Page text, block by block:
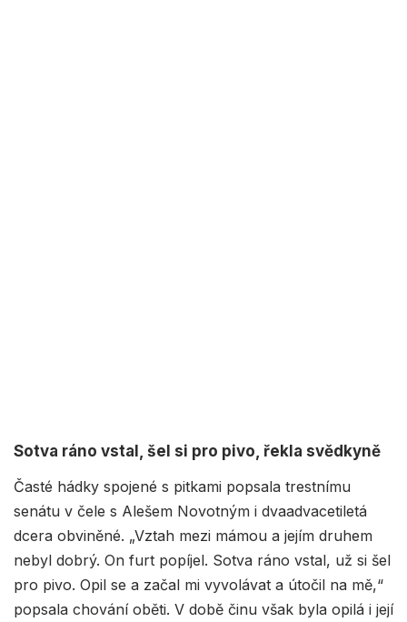
Sotva ráno vstal, šel si pro pivo, řekla svědkyně
Časté hádky spojené s pitkami popsala trestnímu
senátu v čele s Alešem Novotným i dvaadvacetiletá
dcera obviněné. „Vztah mezi mámou a jejím druhem
nebyl dobrý. On furt popíjel. Sotva ráno vstal, už si šel
pro pivo. Opil se a začal mi vyvolávat a útočil na mě,“
popsala chování oběti. V době činu však byla opilá i její